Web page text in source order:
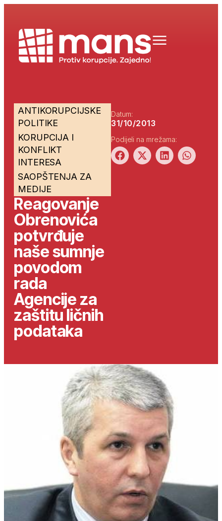
ANTIKORUPCIJSKE
POLITIKE
KORUPCIJA I
KONFLIKT
INTERESA
SAOPŠTENJA ZA
MEDIJE
Reagovanje
Obrenovića
potvrđuje
naše sumnje
povodom
rada
Agencije za
zaštitu ličnih
podataka
Datum:
31/10/2013
Podijeli na mrežama: